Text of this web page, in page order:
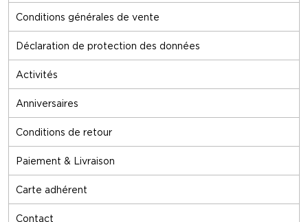
Conditions générales de vente
Déclaration de protection des données
Activités
Anniversaires
Conditions de retour
Paiement & Livraison
Carte adhérent
Contact